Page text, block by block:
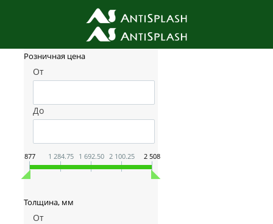
Фильтр товаров
Розничная цена
От
До
877 1 284.75 1 692.50 2 100.25 2 508
Толщина, мм
От